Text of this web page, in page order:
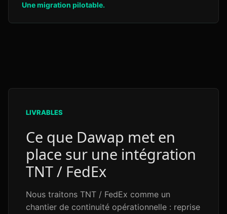
Une migration pilotable.
LIVRABLES
Ce que Dawap met en
place sur une intégration
TNT / FedEx
Nous traitons TNT / FedEx comme un
chantier de continuité opérationnelle : reprise